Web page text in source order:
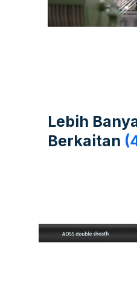
Lebih
Berkaitan